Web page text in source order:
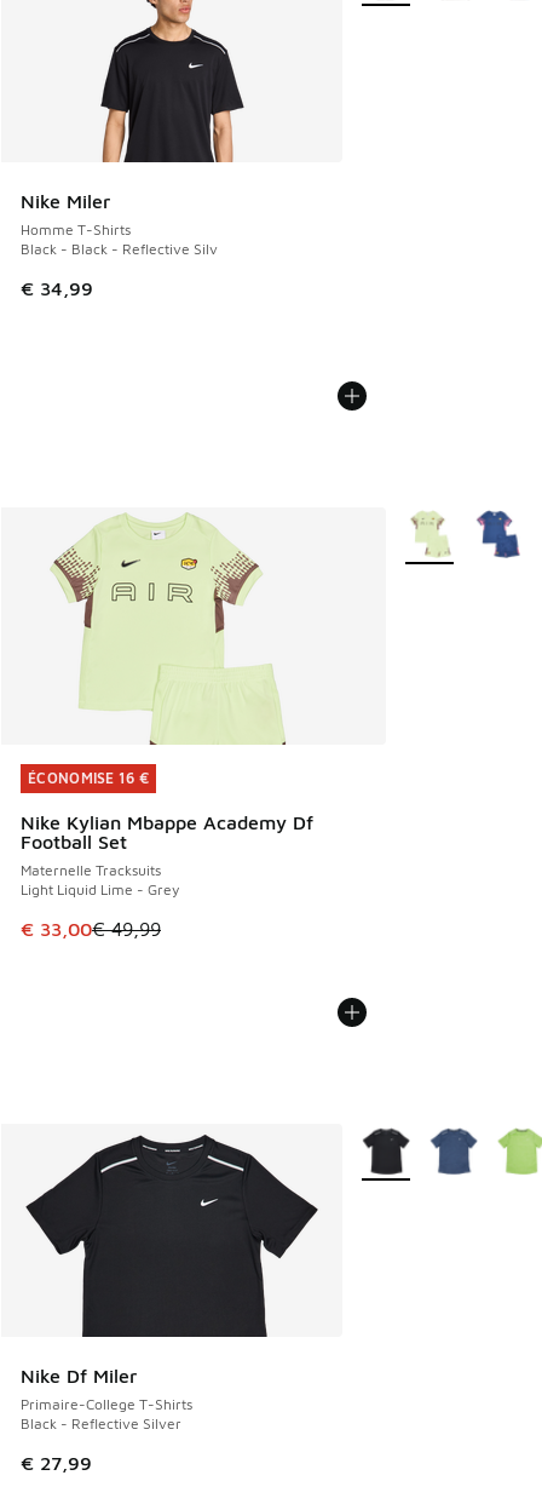
Nike Miler
Homme T-Shirts
Black - Black - Reflective Silv
€ 34,99
ÉCONOMISE 16 €
Nike Kylian Mbappe Academy Df
Football Set
Maternelle Tracksuits
Light Liquid Lime - Grey
Cet article est en promotion. Prix en baisse de € 49,99 à
€ 33,00€ 49,99
ÉCONOMISE 16 €
Plus de couleurs
Nike Df Miler
Primaire-College T-Shirts
Black - Reflective Silver
€ 27,99
Plus de couleurs